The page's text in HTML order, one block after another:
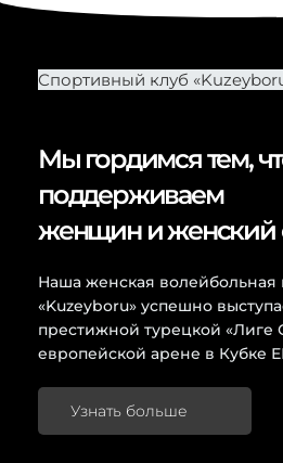
Спортивный клуб
Мы гордимся тем,
поддерживаем
женщин и женский
Наша женская волейбольная
«Kuzeyboru» успешно
престижной турецкой «Лиге
европейской арене в Кубке
Узнать больше